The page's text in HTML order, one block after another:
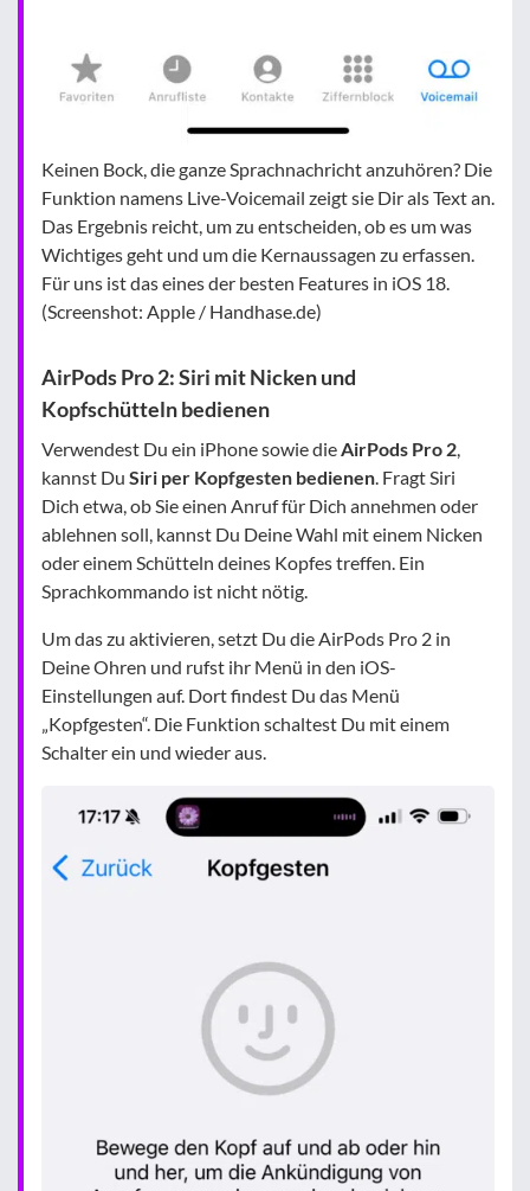
Keinen Bock, die ganze Sprachnachricht anzuhören? Die
Funktion namens Live-Voicemail zeigt sie Dir als Text an.
Das Ergebnis reicht, um zu entscheiden, ob es um was
Wichtiges geht und um die Kernaussagen zu erfassen.
Für uns ist das eines der besten Features in iOS 18.
(Screenshot: Apple / Handhase.de)
AirPods Pro 2: Siri mit Nicken und
Kopfschütteln bedienen
Verwendest Du ein iPhone sowie die AirPods Pro 2
kannst Du Siri per Kopfgesten bedienen . Fragt Siri
Dich etwa, ob Sie einen Anruf für Dich annehmen oder
ablehnen soll, kannst Du Deine Wahl mit einem Nicken
oder einem Schütteln deines Kopfes treffen. Ein
Sprachkommando ist nicht nötig.
Um das zu aktivieren, setzt Du die AirPods Pro 2 in
Deine Ohren und rufst ihr Menü in den iOS-
Einstellungen auf. Dort findest Du das Menü
„Kopfgesten“. Die Funktion schaltest Du mit einem
Schalter ein und wieder aus.